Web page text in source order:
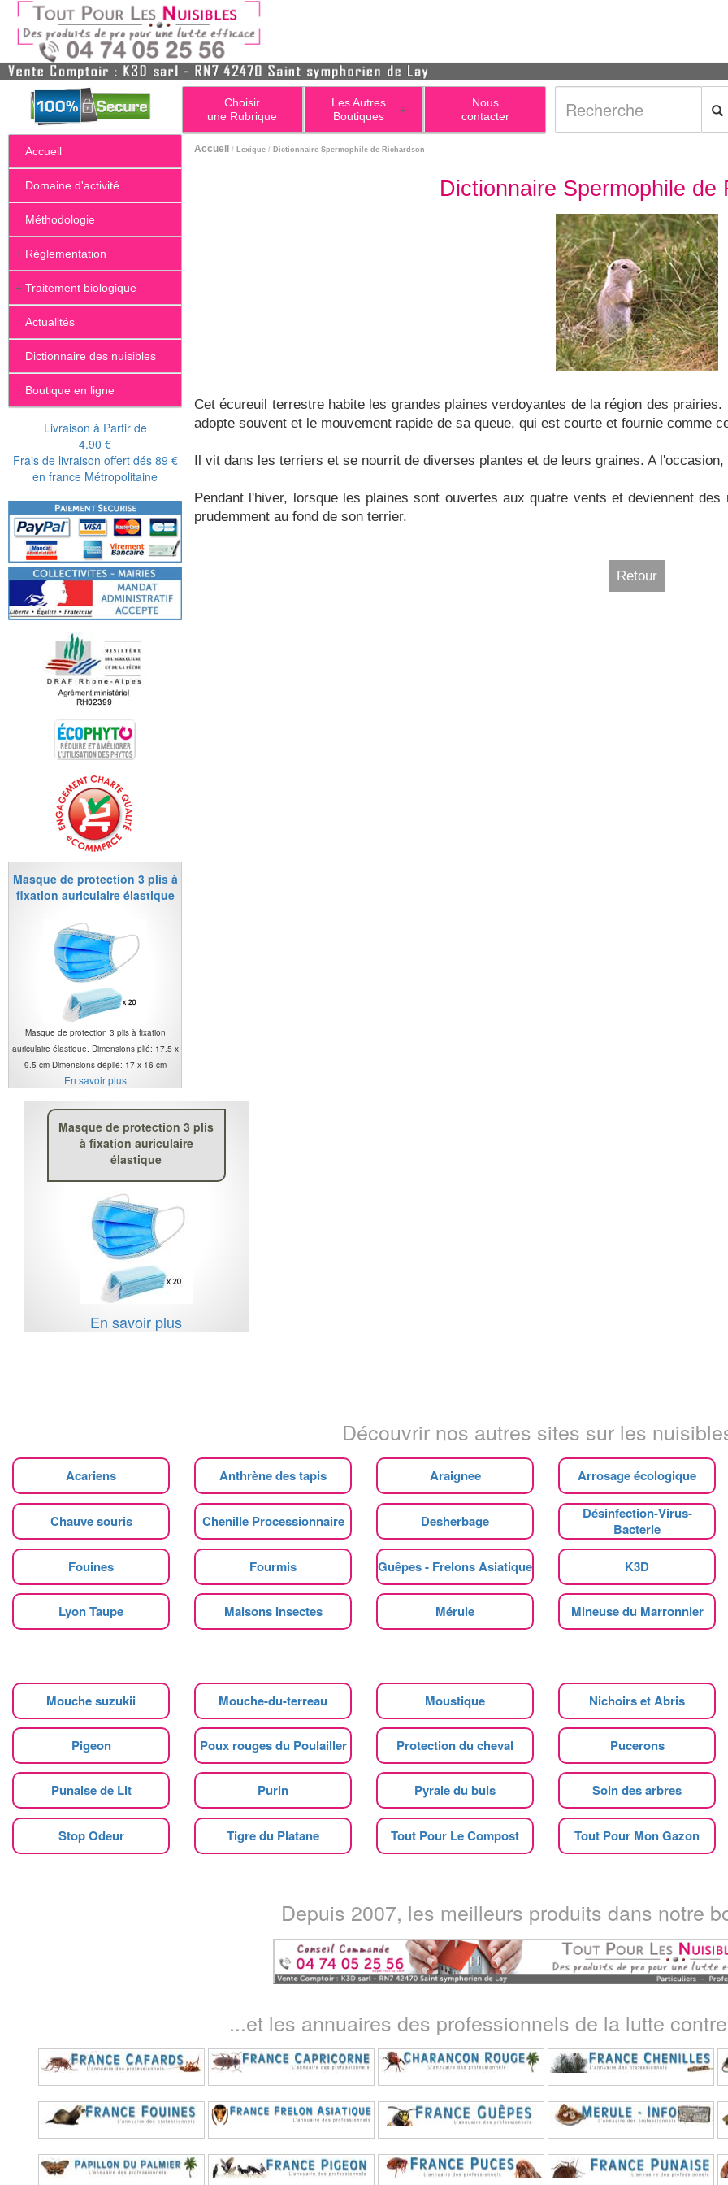
Choisir
une Rubrique
+
Les Autres
Boutiques
Nous
contacter
Accueil
Domaine d'activité
Méthodologie
+ Réglementation
+ Traitement biologique
Actualités
Dictionnaire des nuisibles
Boutique en ligne
Livraison à Partir de
4.90 €
Frais de livraison offert dés 89 €
en france Métropolitaine
Masque de protection 3 plis à
fixation auriculaire élastique
Masque de protection 3 plis à fixation
auriculaire élastique. Dimensions plié: 17.5 x
9.5 cm Dimensions déplié: 17 x 16 cm
En savoir plus
Accueil / Lexique / Dictionnaire Spermophile de Richardson
Dictionnaire Spermophile de
Cet écureuil terrestre habite les grandes plaines verdoyantes de la région des
adopte souvent et le mouvement rapide de sa queue, qui est courte et fournie comme
Il vit dans les terriers et se nourrit de diverses plantes et de leurs graines. A
Pendant l'hiver, lorsque les plaines sont ouvertes aux quatre vents et deviennent
prudemment au fond de son terrier.
Retour
Masque de protection 3 plis
à fixation auriculaire
élastique
En savoir plus
Découvrir nos autres sites sur les
Acariens Anthrène des tapis Araignee Arrosage écologique
Chauve souris Chenille Processionnaire Desherbage
Désinfection-Virus-
Bacterie
Fouines Fourmis Guêpes - Frelons Asiatique K3D
Lyon Taupe Maisons Insectes Mérule Mineuse du Marronnier
Mouche suzukii Mouche-du-terreau Moustique Nichoirs et Abris
Pigeon Poux rouges du Poulailler Protection du cheval Pucerons
Punaise de Lit Purin Pyrale du buis Soin des arbres
Stop Odeur Tigre du Platane Tout Pour Le Compost Tout Pour Mon Gazon
Depuis 2007, les meilleurs produits dans notre
...et les annuaires des professionnels de la lutte